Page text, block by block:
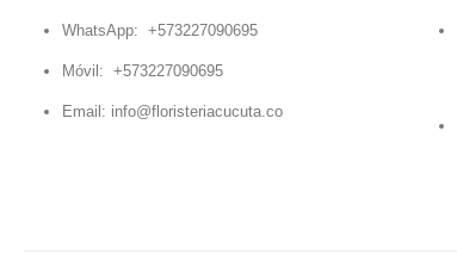
WhatsApp: +573227090695
Móvil: +573227090695
Email: info@floristeriacucuta.co